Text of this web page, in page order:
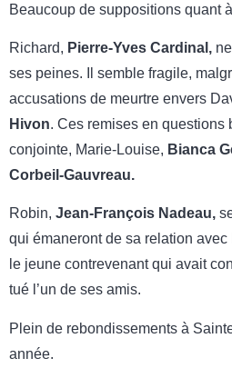
Beaucoup de suppositions quant
Richard, Pierre-Yves Cardinal ,
ses peines. Il semble fragile,
accusations de meurtre envers
Hivon. Ces remises en questions
conjointe, Marie-Louise, Bianca
Corbeil-Gauvreau.
Robin, Jean-François Nadeau,
qui émaneront de sa relation avec
le jeune contrevenant qui avait
tué l’un de ses amis.
Plein de rebondissements à
année.